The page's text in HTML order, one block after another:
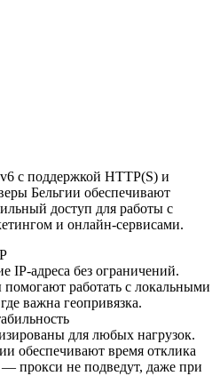
с поддержкой HTTP(S) и
Бельгии обеспечивают
доступ для работы с
и онлайн-сервисами.
IP-адреса без ограничений.
работать с локальными
важна геопривязка.
для любых нагрузок.
обеспечивают время отклика
прокси не подведут, даже при